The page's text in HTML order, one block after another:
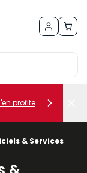
profite
& Services